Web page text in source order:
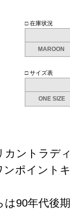
□ 在庫状況
MAROON
□ サイズ表
ONE SIZE
カントラデ
ンポイント
は90年代後